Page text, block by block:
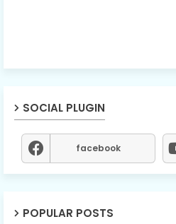
SOCIAL PLUGIN
facebook
POPULAR POSTS